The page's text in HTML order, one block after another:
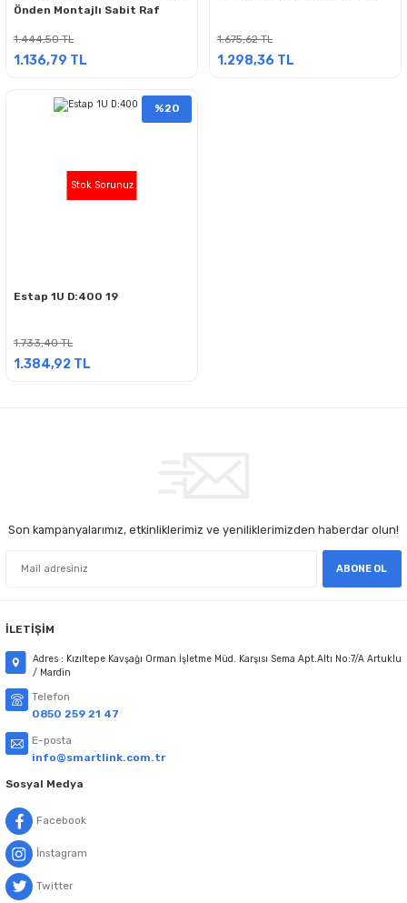
Önden Montajlı Sabit Raf
1.444,50 TL
1.136,79 TL
1.675,62 TL
1.298,36 TL
Stok Sorunuz
%20
Estap 1U D:400 19
1.733,40 TL
1.384,92 TL
Son kampanyalarımız, etkinliklerimiz ve yeniliklerimizden haberdar olun!
ABONE OL
İLETİŞİM
Adres : Kızıltepe Kavşağı Orman İşletme Müd. Karşısı Sema Apt.Altı No:7/A Artuklu
/ Mardin
Telefon
0850 259 21 47
E-posta
info@smartlink.com.tr
Sosyal Medya
Facebook
İnstagram
Twitter